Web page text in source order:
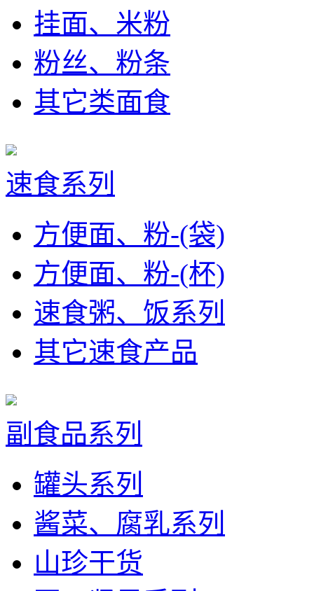
挂面、米粉
粉丝、粉条
其它类面食
速食系列
方便面、粉-(袋)
方便面、粉-(杯)
速食粥、饭系列
其它速食产品
副食品系列
罐头系列
酱菜、腐乳系列
山珍干货